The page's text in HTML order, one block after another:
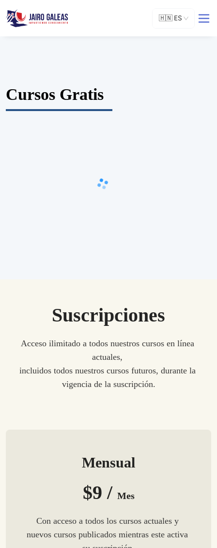
🇭🇳 ES
Cursos Gratis
Suscripciones
Acceso ilimitado a todos nuestros cursos en línea
actuales,
incluidos todos nuestros cursos futuros, durante la
vigencia de la suscripción.
Mensual
$9 / Mes
Con acceso a todos los cursos actuales y
nuevos cursos publicados mientras este activa